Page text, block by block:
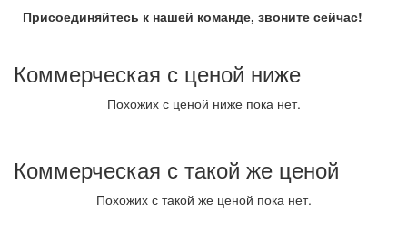
Присоединяйтесь к нашей команде, звоните сейчас!
Коммерческая с ценой ниже
Похожих с ценой ниже пока нет.
Коммерческая с такой же ценой
Похожих с такой же ценой пока нет.